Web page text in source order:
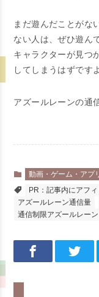
まだ遊んだことがな
ない人は、ぜひ遊ん
キャラクターが見つ
してしまうはずです
アズールレーンの通
動画・ゲーム・アプ
PR：記事内にアフ
アズールレーン通信量
通信制限アズールレーン